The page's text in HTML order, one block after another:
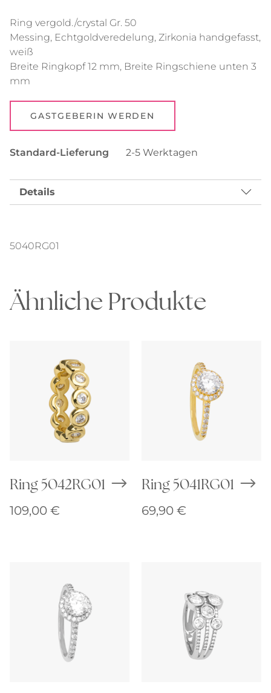
Ring vergold./crystal Gr. 50
Messing, Echtgoldveredelung, Zirkonia handgefasst,
weiß
Breite Ringkopf 12 mm, Breite Ringschiene unten 3
mm
GASTGEBERIN WERDEN
Standard-Lieferung 2-5 Werktagen
Details
5040RG01
Ähnliche Produkte
Ring 5042RG01
109,00 €
Ring 5041RG01
69,90 €